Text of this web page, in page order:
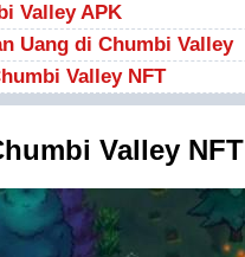
Valley APK
Uang di Chumbi Valley
Valley NFT
Valley NFT